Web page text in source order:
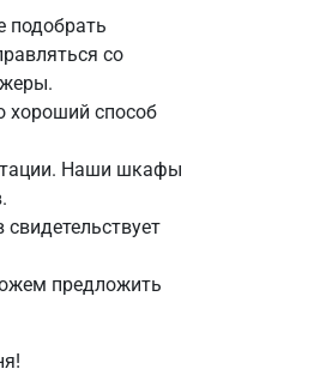
подобрать
со
хороший способ
Наши шкафы
предложить